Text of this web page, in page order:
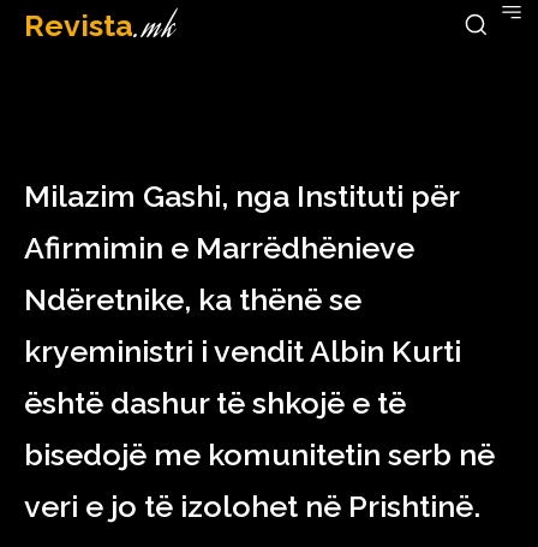
Revista.mk
April 24, 2023
Milazim Gashi, nga Instituti për
Afirmimin e Marrëdhënieve
Ndëretnike, ka thënë se
kryeministri i vendit Albin Kurti
është dashur të shkojë e të
bisedojë me komunitetin serb në
veri e jo të izolohet në Prishtinë.